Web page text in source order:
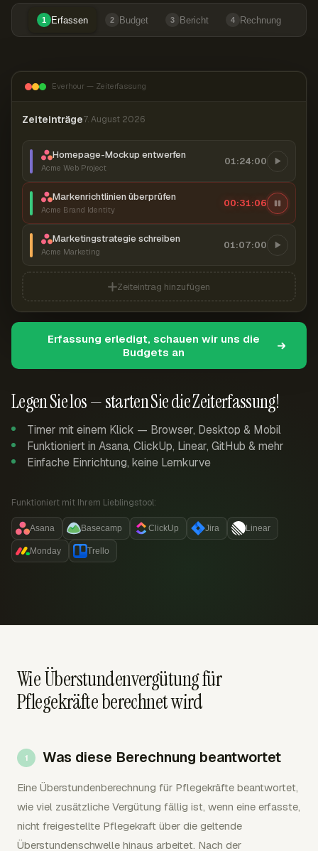
1 Erfassen 2 Budget 3 Bericht 4 Rechnung
Legen Sie los — starten Sie die Zeiterfassung!
Timer mit einem Klick — Browser, Desktop & Mobil
Funktioniert in Asana, ClickUp, Linear, GitHub & mehr
Einfache Einrichtung, keine Lernkurve
Funktioniert mit Ihrem Lieblingstool:
Asana Basecamp ClickUp Jira Linear
Monday Trello
Everhour — Zeiterfassung
Zeiteinträge7. August 2026
Homepage-Mockup entwerfen
Acme Web Project
01:24:00
Markenrichtlinien überprüfen
Acme Brand Identity
00:31:07
Marketingstrategie schreiben
Acme Marketing
01:07:00
Zeiteintrag hinzufügen
Erfassung erledigt, schauen wir uns die
Budgets an
Wie Überstundenvergütung für
Pflegekräfte berechnet wird
Was diese Berechnung beantwortet
Eine Überstundenberechnung für Pflegekräfte beantwortet,
wie viel zusätzliche Vergütung fällig ist, wenn eine erfasste,
nicht freigestellte Pflegekraft über die geltende
Überstundenschwelle hinaus arbeitet. Nach der